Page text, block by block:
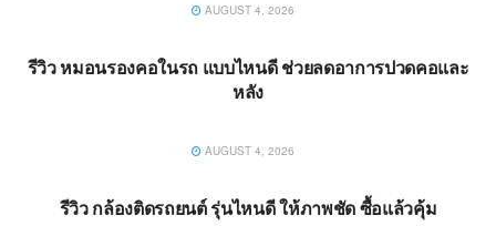
AUGUST 4, 2026
รีวิว หมอนรองคอในรถ แบบไหนดี ช่วยลดอาการปวดคอและ
หลัง
AUGUST 4, 2026
รีวิว กล้องติดรถยนต์ รุ่นไหนดี ให้ภาพชัด ซื้อแล้วคุ้ม